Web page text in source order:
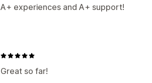
A+ experiences and A+ support!
Great so far!